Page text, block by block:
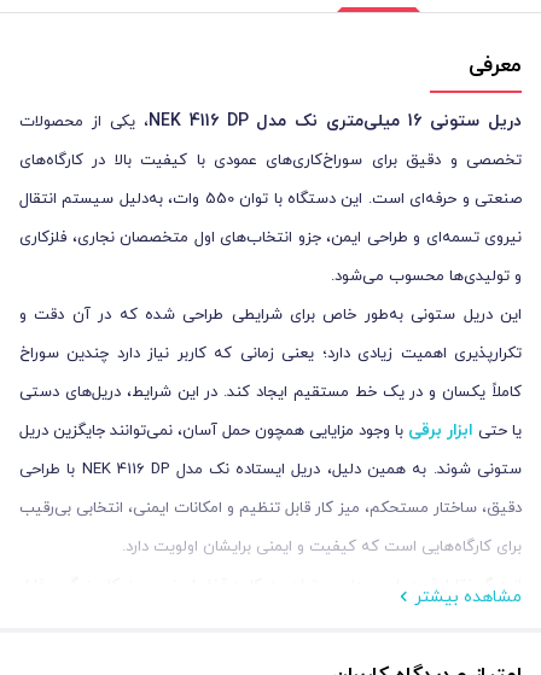
معرفی
دریل ستونی 16 میلی‌متری نک مدل NEK 4116 DP
، یکی از محصولات
تخصصی و دقیق برای سوراخ‌کاری‌های عمودی با کیفیت بالا در کارگاه‌های
صنعتی و حرفه‌ای است. این دستگاه با توان 550 وات، به‌دلیل سیستم انتقال
نیروی تسمه‌ای و طراحی ایمن، جزو انتخاب‌های اول متخصصان نجاری، فلزکاری
و تولیدی‌ها محسوب می‌شود.
این دریل ستونی به‌طور خاص برای شرایطی طراحی شده که در آن دقت و
تکرارپذیری اهمیت زیادی دارد؛ یعنی زمانی که کاربر نیاز دارد چندین سوراخ
کاملاً یکسان و در یک خط مستقیم ایجاد کند. در این شرایط، دریل‌های دستی
یا حتی ابزار برقی با وجود مزایایی همچون حمل آسان، نمی‌توانند جایگزین دریل
ستونی شوند. به همین دلیل، دریل ایستاده نک مدل NEK 4116 DP با طراحی
دقیق، ساختار مستحکم، میز کار قابل تنظیم و امکانات ایمنی، انتخابی بی‌رقیب
برای کارگاه‌هایی است که کیفیت و ایمنی برایشان اولویت دارد.
از دیگر نقاط قوت این مدل می‌توان به کلید قفل ایمنی، میز کار بزرگ و قابل
که همگی باعث می‌شوند تجربه کار با دستگاه بسیار مطمئن‌تر و حرفه‌ای‌تر
مشاهده بیشتر